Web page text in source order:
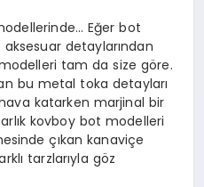
Eğer bot
aksesuar detaylarından
tam da size göre.
bu metal toka detayları
katarken marjinal bir
kovboy bot modelleri
çıkan kanaviçe
tarzlarıyla göz